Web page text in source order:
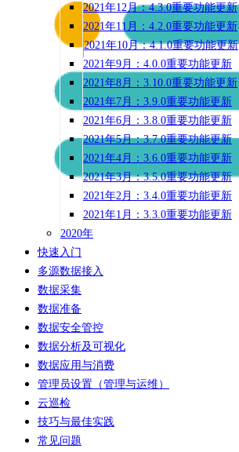
2021年12月：4.3.0重要功能更新
2021年11月：4.2.0重要功能更新
2021年10月：4.1.0重要功能更新
2021年9月：4.0.0重要功能更新
2021年8月：3.10.0重要功能更新
2021年7月：3.9.0重要功能更新
2021年6月：3.8.0重要功能更新
2021年5月：3.7.0重要功能更新
2021年4月：3.6.0重要功能更新
2021年3月：3.5.0重要功能更新
2021年2月：3.4.0重要功能更新
2021年1月：3.3.0重要功能更新
2020年
快速入门
多源数据接入
数据采集
数据准备
数据安全管控
数据分析及可视化
数据应用与消费
管理员设置（管理与运维）
云巡检
技巧与最佳实践
常见问题